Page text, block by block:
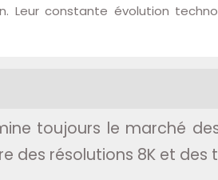
Leur constante évolution
toujours le marché
des résolutions 8K et des